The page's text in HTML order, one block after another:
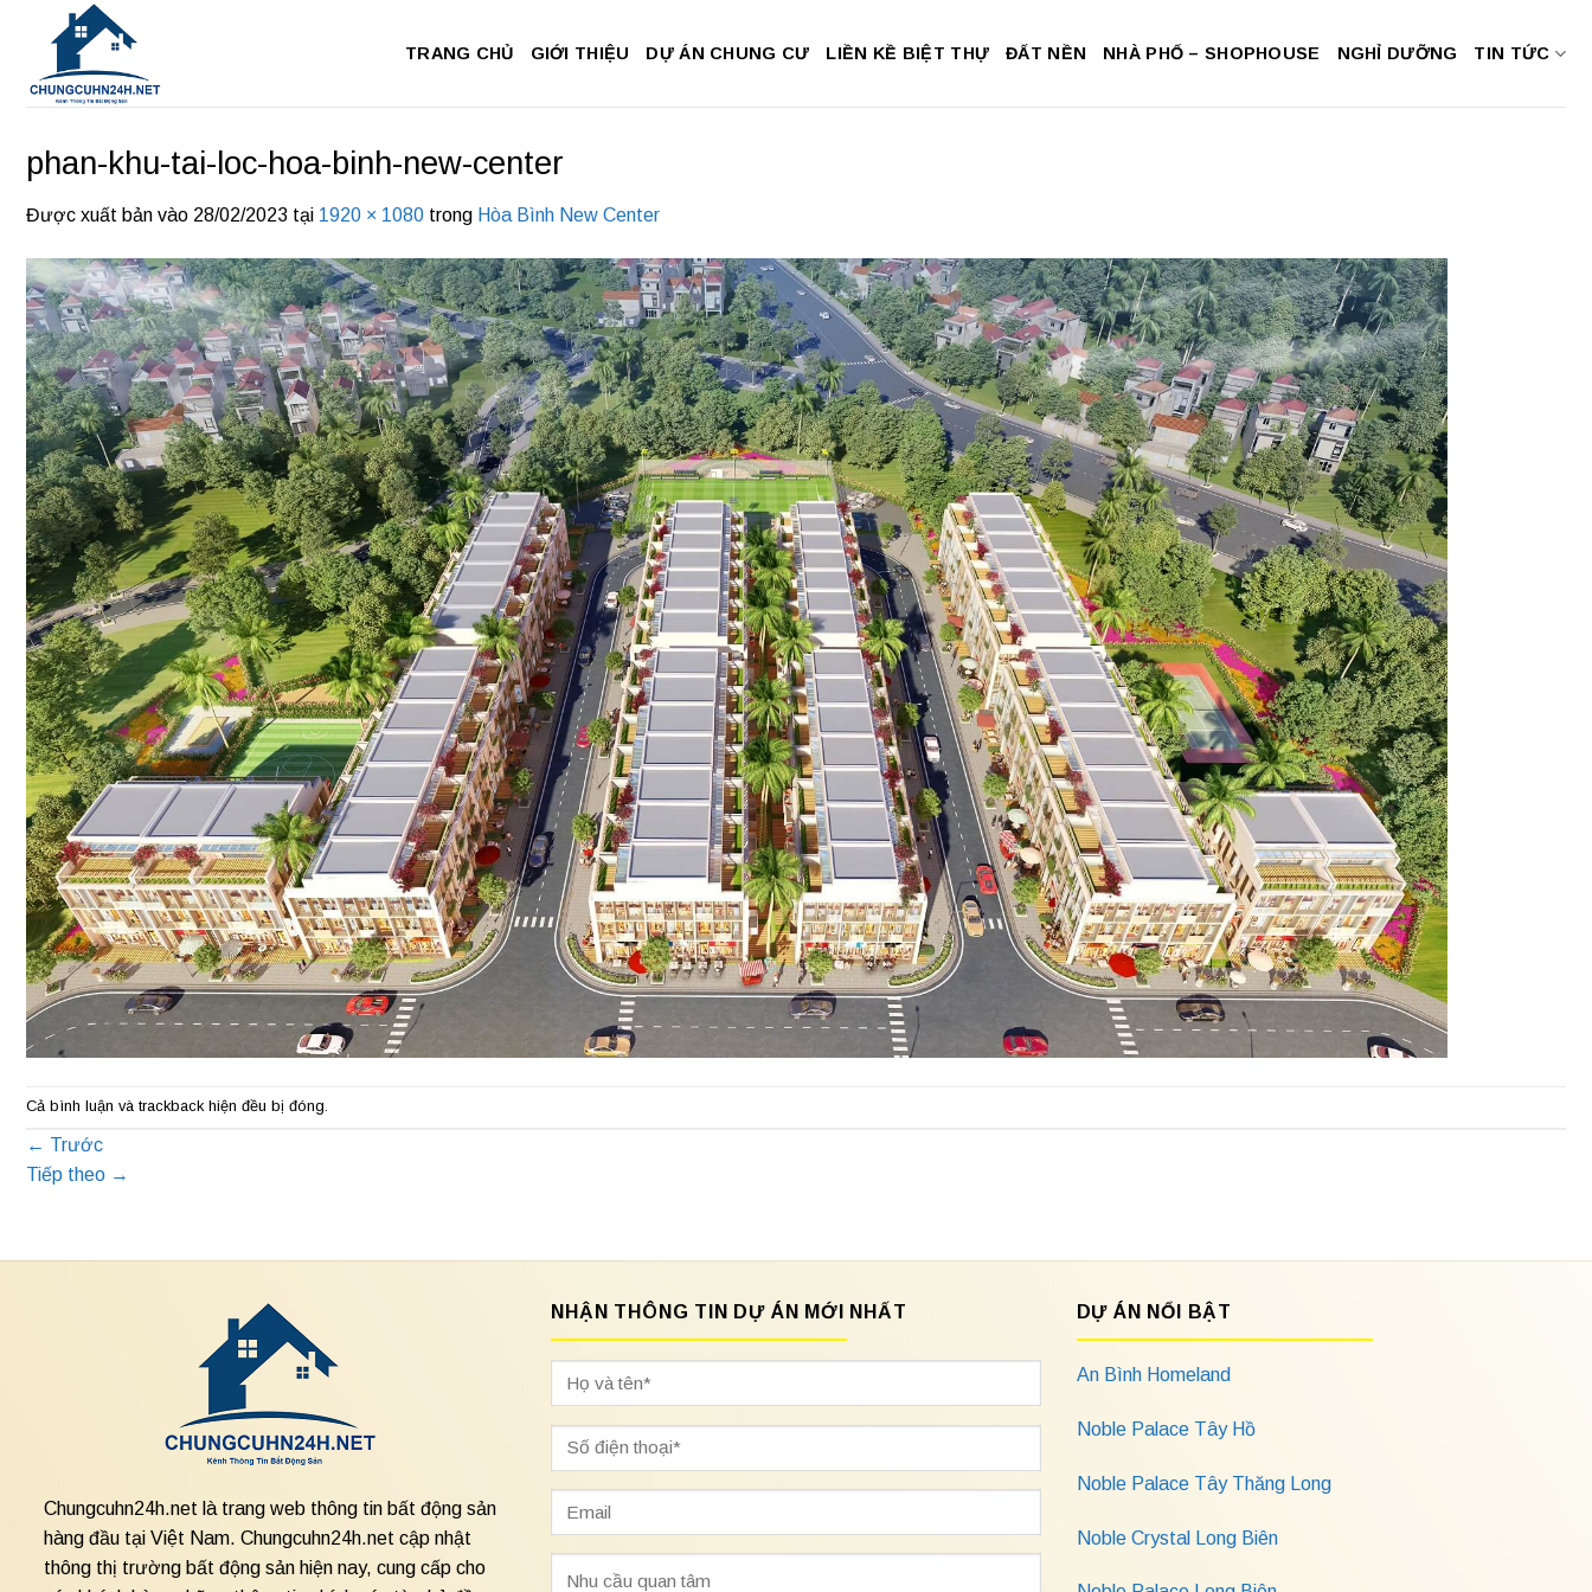
dung
TRANG CHỦ GIỚI THIỆU DỰ ÁN CHUNG CƯ LIỀN KỀ BIỆT THỰ ĐẤT NỀN NHÀ PHỐ – SHOPHOUSE NGHỈ DƯỠNG TIN TỨC
phan-khu-tai-loc-hoa-binh-new-center
Được xuất bản vào 28/02/2023 tại 1920 × 1080 trong Hòa Bình New Center
Cả bình luận và trackback hiện đều bị đóng.
← Trước
Tiếp theo →
Chungcuhn24h.net là trang web thông tin bất động sản
hàng đầu tại Việt Nam. Chungcuhn24h.net cập nhật
thông thị trường bất động sản hiện nay, cung cấp cho
NHẬN THÔNG TIN DỰ ÁN MỚI NHẤT DỰ ÁN NỔI BẬT
An Bình Homeland
Noble Palace Tây Hồ
Noble Palace Tây Thăng Long
Noble Crystal Long Biên